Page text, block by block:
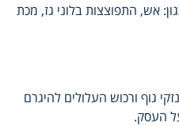
אש, התפוצצות בלוני גז, מכת
גוף ורכוש העלולים להיגרם
העסק.